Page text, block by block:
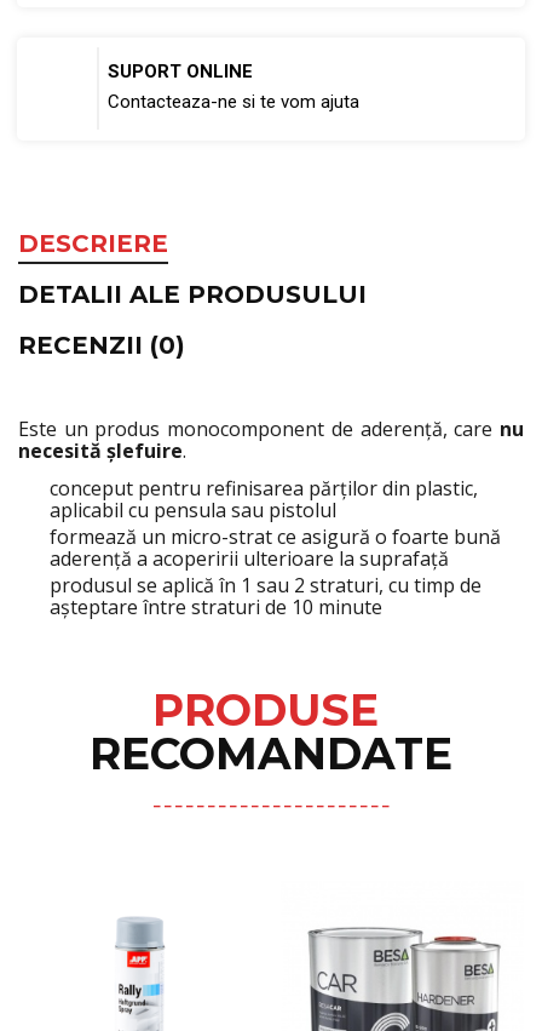
SUPORT ONLINE
Contacteaza-ne si te vom ajuta
DESCRIERE
DETALII ALE PRODUSULUI
RECENZII (0)
Este un produs monocomponent de aderență, care nu
necesită șlefuire.
conceput pentru refinisarea părților din plastic,
aplicabil cu pensula sau pistolul
formează un micro-strat ce asigură o foarte bună
aderență a acoperirii ulterioare la suprafață
produsul se aplică în 1 sau 2 straturi, cu timp de
așteptare între straturi de 10 minute
PRODUSE
RECOMANDATE